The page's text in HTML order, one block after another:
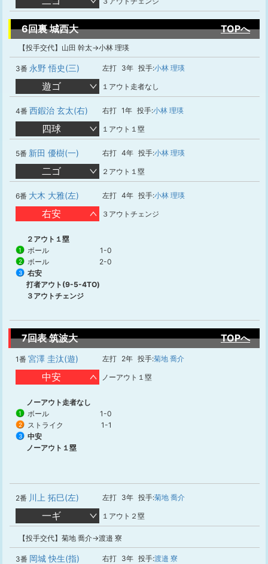
6回裏 城西大 TOPへ
【投手交代】山田 幹太→小林 理瑛
3番 永野 悟史(三) 左打 3年 投手:小林 理瑛
遊ゴ １アウト走者なし
4番 西鍜治 玄太(右) 右打 1年 投手:小林 理瑛
四球 １アウト１塁
5番 新田 優樹(一) 右打 4年 投手:小林 理瑛
二ゴ ２アウト１塁
6番 大木 大雅(左) 左打 4年 投手:小林 理瑛
右安 ３アウトチェンジ
２アウト１塁
1 ボール 1-0
2 ボール 2-0
3
右安
打者アウト(9-5-4TO)
３アウトチェンジ
7回表 筑波大 TOPへ
1番 宮澤 圭汰(遊) 左打 2年 投手:菊地 喬介
中安 ノーアウト１塁
ノーアウト走者なし
1 ボール 1-0
2 ストライク 1-1
3
中安
ノーアウト１塁
2番 川上 拓巳(左) 左打 3年 投手:菊地 喬介
一ギ １アウト２塁
【投手交代】菊地 喬介→渡邉 寮
3番 岡城 快生(指) 右打 3年 投手:渡邉 寮